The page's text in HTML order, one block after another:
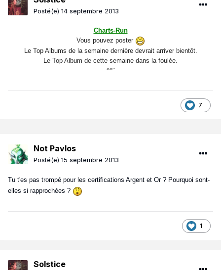
Posté(e) 14 septembre 2013
Charts-Run
Vous pouvez poster
Le Top Albums de la semaine dernière devrait arriver bientôt.
Le Top Album de cette semaine dans la foulée.
^^"
7
Not Pavlos
Posté(e) 15 septembre 2013
Tu t'es pas trompé pour les certifications Argent et Or ? Pourquoi sont-
elles si rapprochées ?
1
Solstice